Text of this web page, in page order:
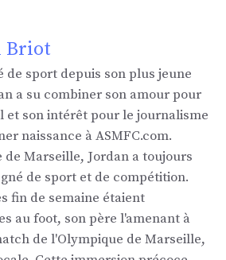
Briot
de sport depuis son plus jeune
a su combiner son amour pour
et son intérêt pour le journalisme
naissance à ASMFC.com.
de Marseille, Jordan a toujours
de sport et de compétition.
fin de semaine étaient
au foot, son père l'amenant à
de l'Olympique de Marseille,